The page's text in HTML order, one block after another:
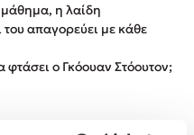
σε μια μέρα!
για παύση σε μετωπική
τεστ και ανακάλυψε την
η λαίδη
απαγορεύει με κάθε
φτάσει ο Γκόουαν Στόουτον;